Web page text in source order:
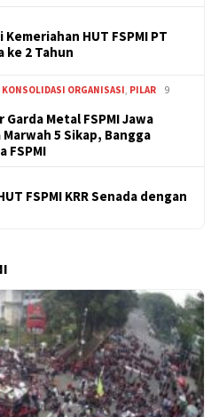
HUT FSPMI PT
ke 2 Tahun
KONSOLIDASI ORGANISASI PILAR
9
Metal FSPMI Jawa
5 Sikap, Bangga
FSPMI
FSPMI KRR Senada dengan